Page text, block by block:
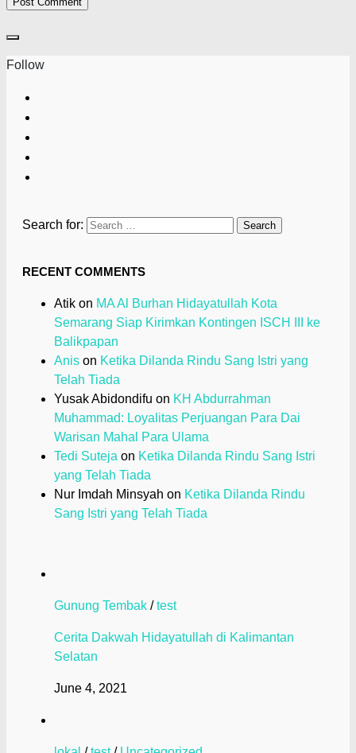
Follow
Search for:
RECENT COMMENTS
Atik on MA Al Burhan Hidayatullah Kota
Semarang Siap Kirimkan Kontingen ISCH III ke
Balikpapan
Anis on Ketika Dilanda Rindu Sang Istri yang
Telah Tiada
Yusak Abidondifu on KH Abdurrahman
Muhammad: Loyalitas Perjuangan Para Dai
Warisan Mahal Para Ulama
Tedi Suteja on Ketika Dilanda Rindu Sang Istri
yang Telah Tiada
Nur Imdah Minsyah on Ketika Dilanda Rindu
Sang Istri yang Telah Tiada
Gunung Tembak /test
Cerita Dakwah Hidayatullah di Kalimantan
Selatan
June 4, 2021